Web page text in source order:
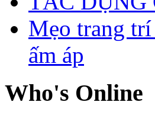
Mẹo trang
ấm áp
Who's Online